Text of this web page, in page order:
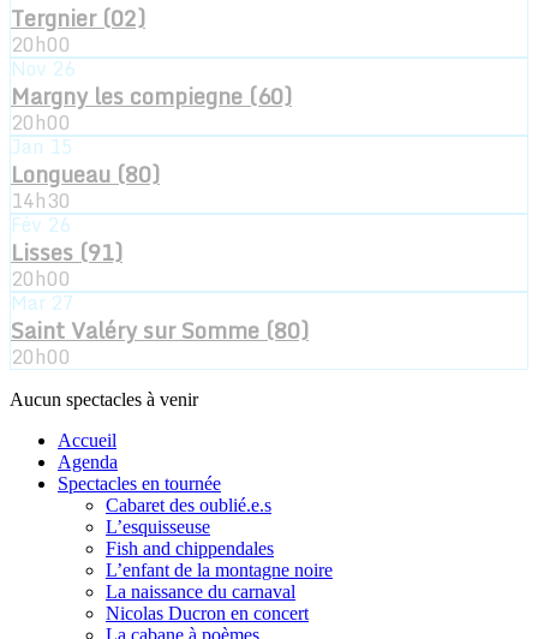
Tergnier (02)
20h00
Nov26
Margny les compiegne (60)
20h00
Jan15
Longueau (80)
14h30
Fév26
Lisses (91)
20h00
Mar27
Saint Valéry sur Somme (80)
20h00
Aucun spectacles à venir
Accueil
Agenda
Spectacles en tournée
Cabaret des oublié.e.s
L’esquisseuse
Fish and chippendales
L’enfant de la montagne noire
La naissance du carnaval
Nicolas Ducron en concert
La cabane à poèmes